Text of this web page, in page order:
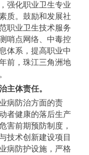
强化职业卫生专业
质。鼓励和发展社
职业卫生技术服务
哨点网络、中毒控
体系，提高职业中
前，珠江三角洲地
主体责任。
病防治方面的责
者健康的落后生产
害前期预防制度，
技术创新建设项目
病防护设施，严格